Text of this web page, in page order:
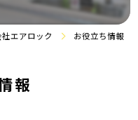
エアロック お役立ち情報
報